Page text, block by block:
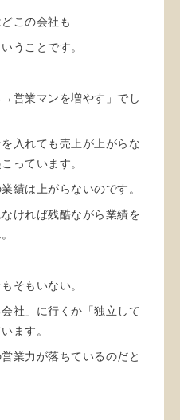
この会社も
うことです。
営業マンを増やす」でし
入れても売上が上がらな
っています。
績は上がらないのです。
ければ残酷ながら業績を
そもいない。
社」に行くか「独立して
ます。
業力が落ちているのだと